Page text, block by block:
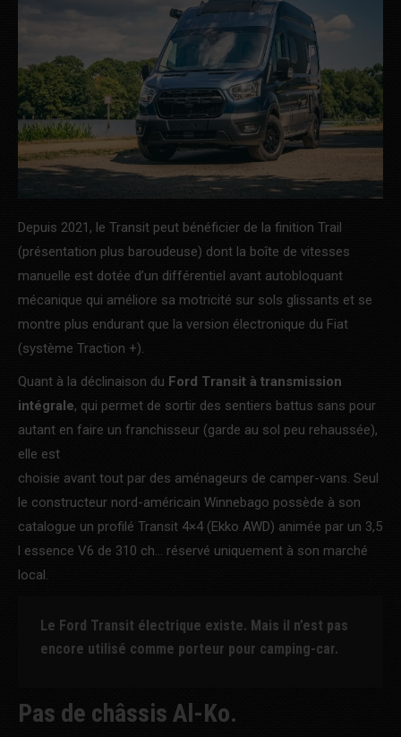
Depuis 2021, le Transit peut bénéficier de la finition Trail
(présentation plus baroudeuse) dont la boîte de vitesses
manuelle est dotée d’un différentiel avant autobloquant
mécanique qui améliore sa motricité sur sols glissants et se
montre plus endurant que la version électronique du Fiat
(système Traction +).
Quant à la déclinaison du Ford Transit à transmission
intégrale, qui permet de sortir des sentiers battus sans pour
autant en faire un franchisseur (garde au sol peu rehaussée),
elle est
choisie avant tout par des aménageurs de camper-vans. Seul
le constructeur nord-américain Winnebago possède à son
catalogue un profilé Transit 4×4 (Ekko AWD) animée par un 3,5
l essence V6 de 310 ch… réservé uniquement à son marché
local.
Le Ford Transit électrique existe. Mais il n’est pas
encore utilisé comme porteur pour camping-car.
Pas de châssis Al-Ko.